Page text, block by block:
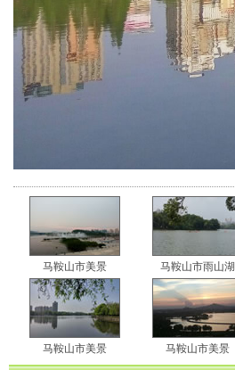
马鞍山市美景 马鞍山市雨山湖
马鞍山市美景 马鞍山市美景